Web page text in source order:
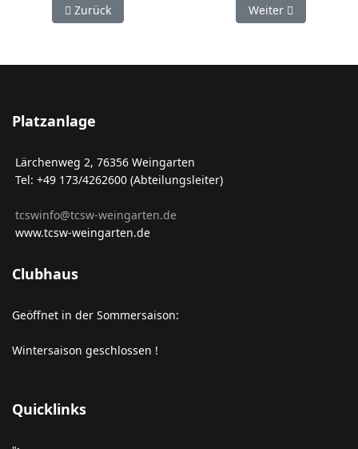
Vorheriger Beitrag: Gäste
Zurück Nächster Beitrag:
Weiter
Platzanlage
Lärchenweg 2, 76356 Weingarten
Tel: +49 173/4262600 (Abteilungsleiter)
tcswinfo@tcsw-weingarten.de
www.tcsw-weingarten.de
Clubhaus
Geöffnet in der Sommersaison:
Wintersaison geschlossen !
Quicklinks